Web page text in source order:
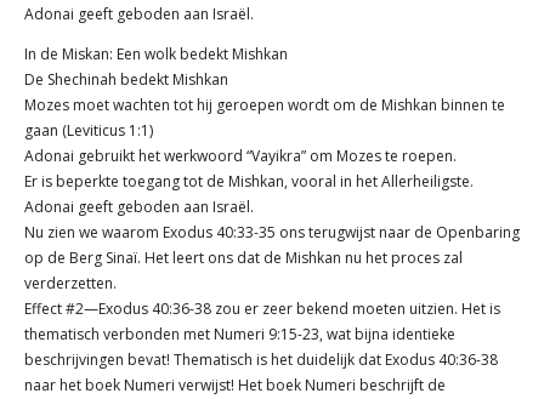
Adonai geeft geboden aan Israël.
In de Miskan: Een wolk bedekt Mishkan
De Shechinah bedekt Mishkan
Mozes moet wachten tot hij geroepen wordt om de Mishkan binnen te
gaan (Leviticus 1:1)
Adonai gebruikt het werkwoord “Vayikra” om Mozes te roepen.
Er is beperkte toegang tot de Mishkan, vooral in het Allerheiligste.
Adonai geeft geboden aan Israël.
Nu zien we waarom Exodus 40:33-35 ons terugwijst naar de Openbaring
op de Berg Sinaï. Het leert ons dat de Mishkan nu het proces zal
verderzetten.
Effect #2—Exodus 40:36-38 zou er zeer bekend moeten uitzien. Het is
thematisch verbonden met Numeri 9:15-23, wat bijna identieke
beschrijvingen bevat! Thematisch is het duidelijk dat Exodus 40:36-38
naar het boek Numeri verwijst! Het boek Numeri beschrijft de